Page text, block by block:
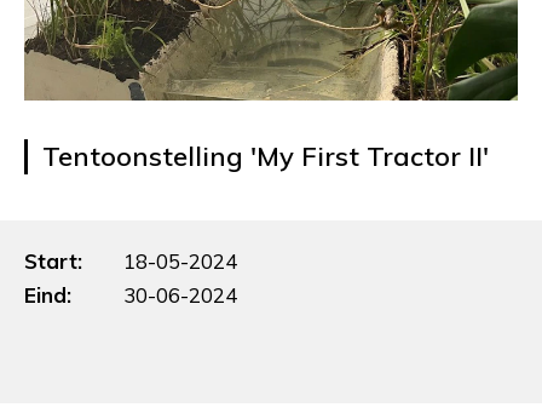
Tentoonstelling 'My First Tractor II'
Start:
18-05-2024
Eind:
30-06-2024